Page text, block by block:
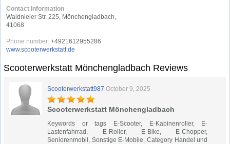
Contact Information
Waldnieler Str. 225, Mönchengladbach,
41068
Phone number: +4921612955286
www.scooterwerkstatt.de
Scooterwerkstatt Mönchengladbach Reviews
Scooterwerkstatt987 October 9, 2025
Scooterwerkstatt Mönchengladbach
Keywords or tags E-Scooter, E-Kabinenroller, E-
Lastenfahrrad, E-Roller, E-Bike, E-Chopper,
Seniorenmobil, Sonstige E-Mobile, Category Handel und